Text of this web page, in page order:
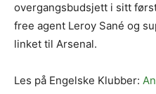
overgangsbudsjett i sitt
free agent Leroy Sané og
linket til Arsenal.
Les på Engelske Klubber: